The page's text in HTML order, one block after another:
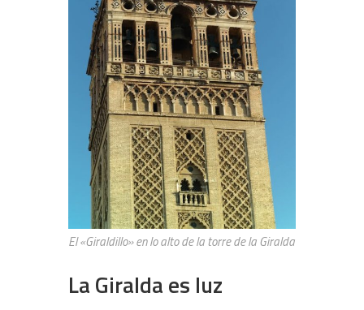
El «Giraldillo» en lo alto de la torre de la Giralda
La Giralda es luz